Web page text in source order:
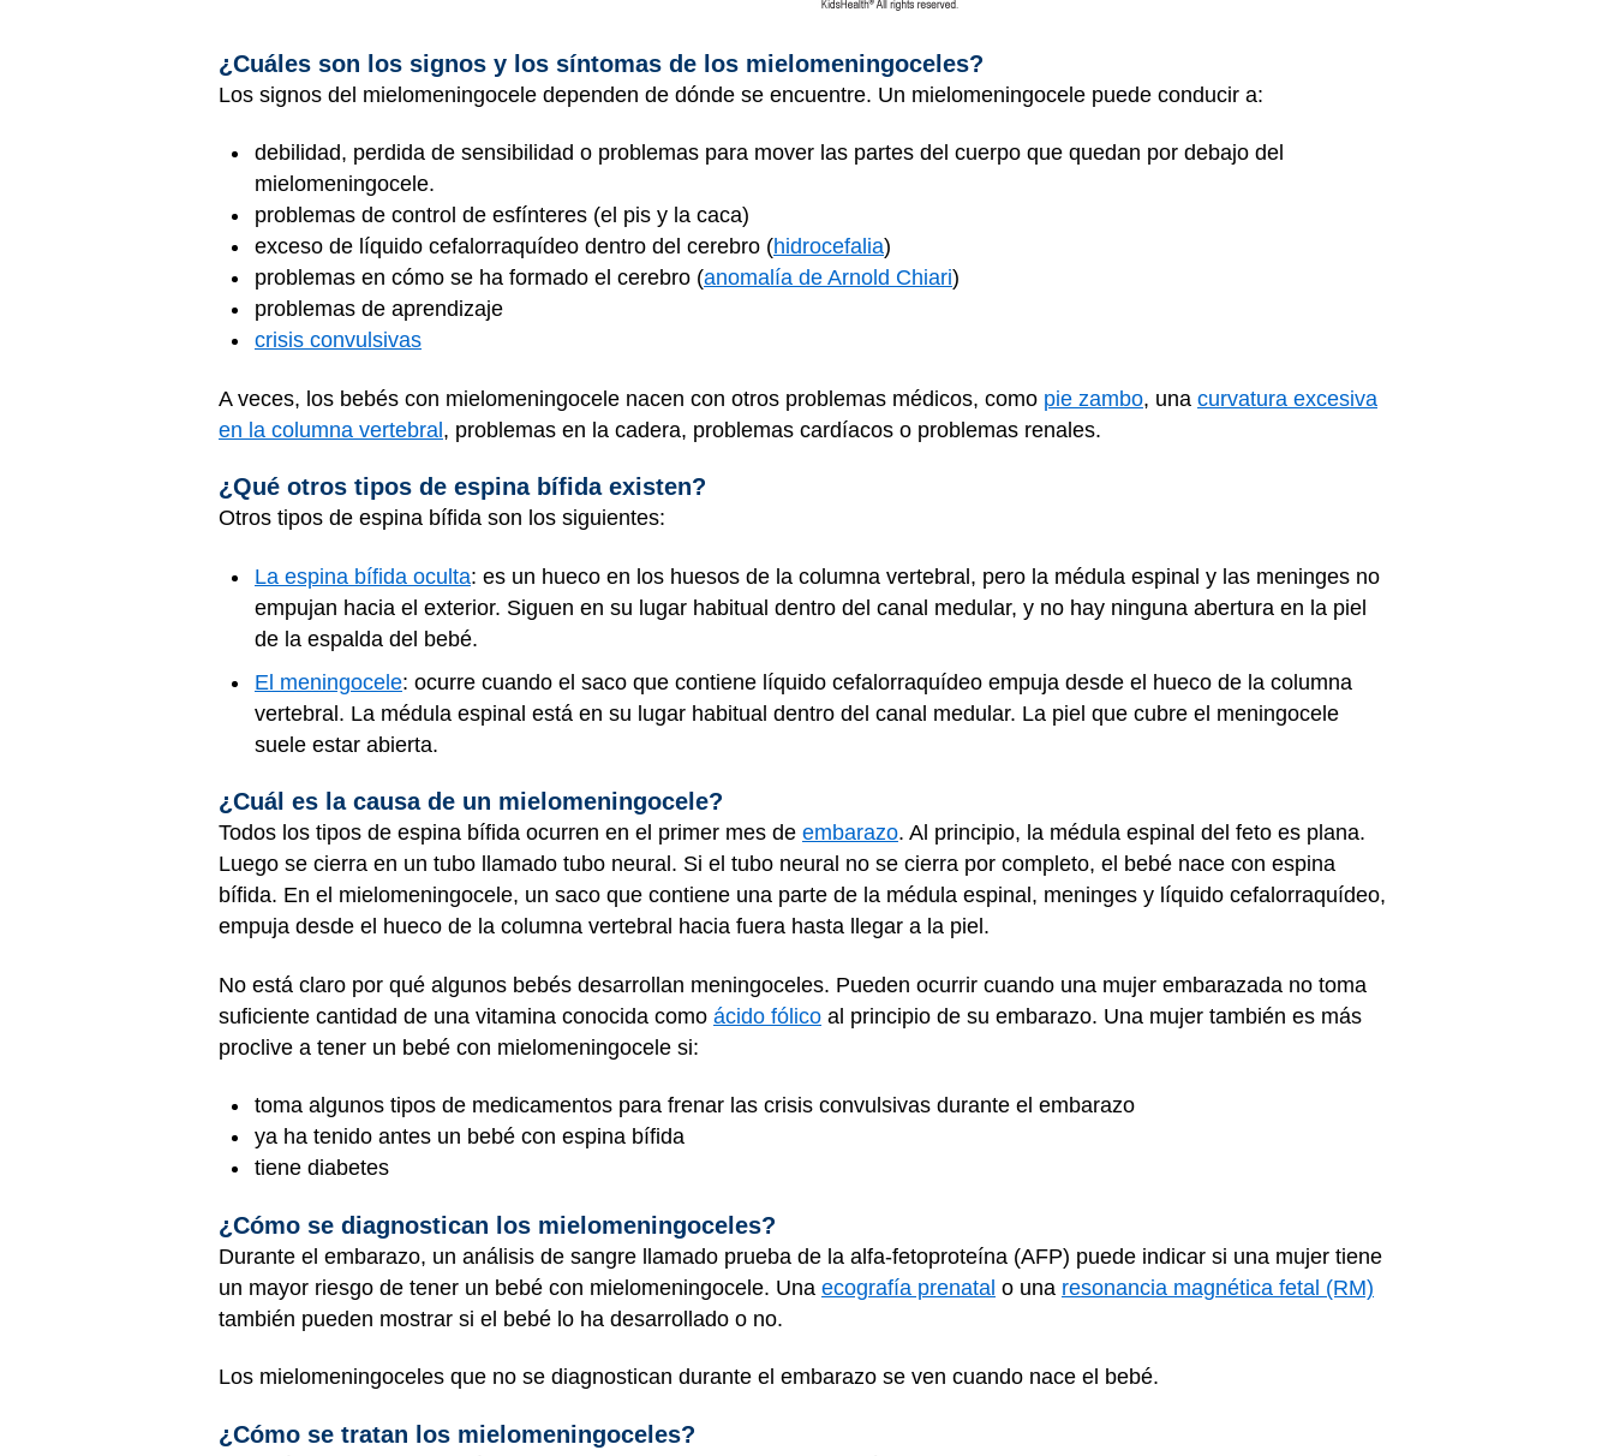
¿Cuáles son los signos y los síntomas de los mielomeningoceles?
Los signos del mielomeningocele dependen de dónde se encuentre. Un mielomeningocele puede conducir a:
debilidad, perdida de sensibilidad o problemas para mover las partes del cuerpo que quedan por debajo del
mielomeningocele.
problemas de control de esfínteres (el pis y la caca)
exceso de líquido cefalorraquídeo dentro del cerebro (hidrocefalia)
problemas en cómo se ha formado el cerebro (anomalía de Arnold Chiari)
problemas de aprendizaje
crisis convulsivas
A veces, los bebés con mielomeningocele nacen con otros problemas médicos, como pie zambo, una curvatura excesiva
en la columna vertebral, problemas en la cadera, problemas cardíacos o problemas renales.
¿Qué otros tipos de espina bífida existen?
Otros tipos de espina bífida son los siguientes:
La espina bífida oculta: es un hueco en los huesos de la columna vertebral, pero la médula espinal y las meninges no
empujan hacia el exterior. Siguen en su lugar habitual dentro del canal medular, y no hay ninguna abertura en la piel
de la espalda del bebé.
El meningocele: ocurre cuando el saco que contiene líquido cefalorraquídeo empuja desde el hueco de la columna
vertebral. La médula espinal está en su lugar habitual dentro del canal medular. La piel que cubre el meningocele
suele estar abierta.
¿Cuál es la causa de un mielomeningocele?
Todos los tipos de espina bífida ocurren en el primer mes de embarazo. Al principio, la médula espinal del feto es plana.
Luego se cierra en un tubo llamado tubo neural. Si el tubo neural no se cierra por completo, el bebé nace con espina
bífida. En el mielomeningocele, un saco que contiene una parte de la médula espinal, meninges y líquido cefalorraquídeo,
empuja desde el hueco de la columna vertebral hacia fuera hasta llegar a la piel.
No está claro por qué algunos bebés desarrollan meningoceles. Pueden ocurrir cuando una mujer embarazada no toma
suficiente cantidad de una vitamina conocida como ácido fólico al principio de su embarazo. Una mujer también es más
proclive a tener un bebé con mielomeningocele si:
toma algunos tipos de medicamentos para frenar las crisis convulsivas durante el embarazo
ya ha tenido antes un bebé con espina bífida
tiene diabetes
¿Cómo se diagnostican los mielomeningoceles?
Durante el embarazo, un análisis de sangre llamado prueba de la alfa-fetoproteína (AFP) puede indicar si una mujer tiene
un mayor riesgo de tener un bebé con mielomeningocele. Una ecografía prenatal o una resonancia magnética fetal (RM)
también pueden mostrar si el bebé lo ha desarrollado o no.
Los mielomeningoceles que no se diagnostican durante el embarazo se ven cuando nace el bebé.
¿Cómo se tratan los mielomeningoceles?